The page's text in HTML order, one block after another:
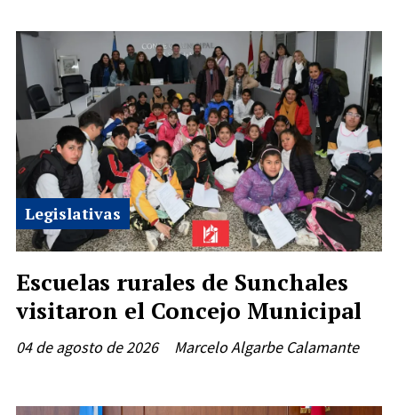
Escuelas rurales de Sunchales
visitaron el Concejo Municipal
Marcelo Algarbe Calamante
Legislativas
04 de agosto de 2026